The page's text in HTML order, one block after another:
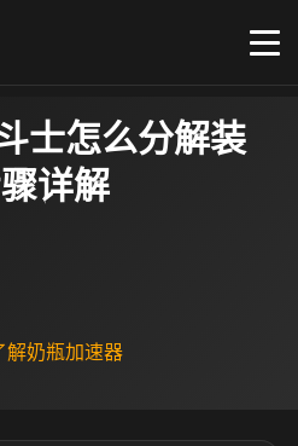
士怎么分解装
详解
奶瓶加速器